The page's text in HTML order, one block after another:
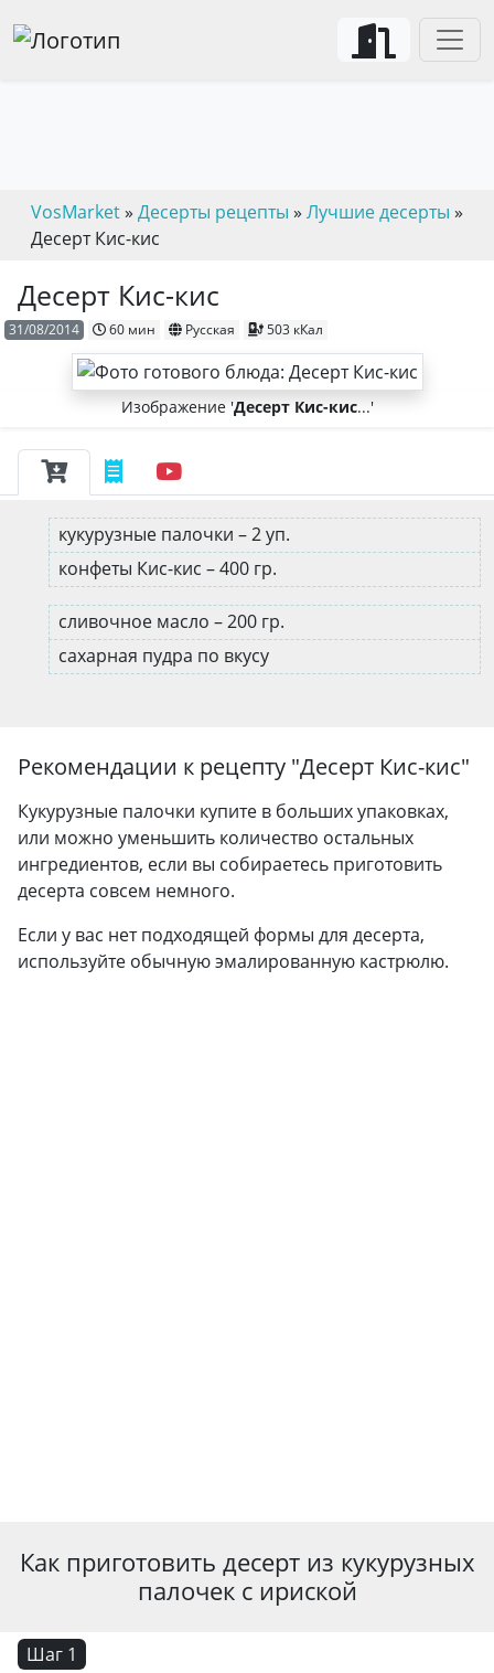
VosMarket» Десерты рецепты » Лучшие десерты »
Десерт Кис-кис
Десерт Кис-кис
31/08/2014 60 мин Русская 503 кКал
Изображение 'Десерт Кис-кис...'
кукурузные палочки – 2 уп.
конфеты Кис-кис – 400 гр.
сливочное масло – 200 гр.
сахарная пудра по вкусу
Рекомендации к рецепту "Десерт Кис-кис"
Кукурузные палочки купите в больших упаковках,
или можно уменьшить количество остальных
ингредиентов, если вы собираетесь приготовить
десерта совсем немного.
Если у вас нет подходящей формы для десерта,
используйте обычную эмалированную кастрюлю.
Как приготовить десерт из кукурузных
палочек с ириской
Шаг 1